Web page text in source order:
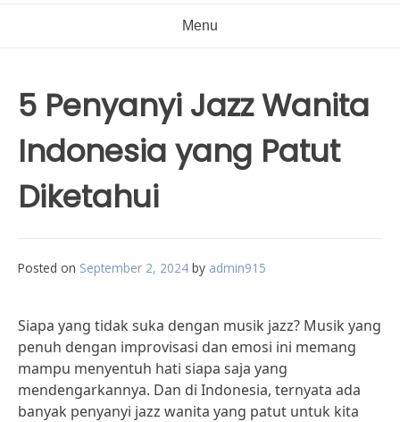
Menu
5 Penyanyi Jazz Wanita
Indonesia yang Patut
Diketahui
Posted on September 2, 2024 by admin915
Siapa yang tidak suka dengan musik jazz? Musik yang
penuh dengan improvisasi dan emosi ini memang
mampu menyentuh hati siapa saja yang
mendengarkannya. Dan di Indonesia, ternyata ada
banyak penyanyi jazz wanita yang patut untuk kita